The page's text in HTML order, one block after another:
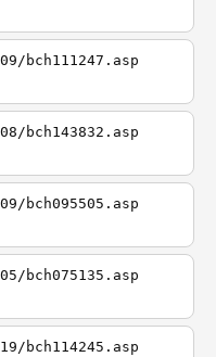
bch111247.asp
bch143832.asp
bch095505.asp
bch075135.asp
bch114245.asp